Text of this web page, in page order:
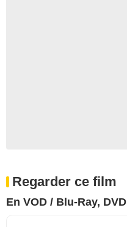
Regarder ce film
En VOD / Blu-Ray, DVD